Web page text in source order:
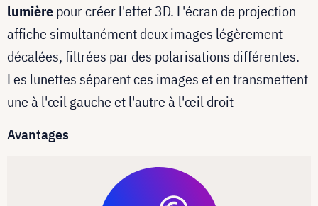
lumièrepour créer l'effet 3D. L'écran de projection
affiche simultanément deux images légèrement
décalées, filtrées par des polarisations différentes.
Les lunettes séparent ces images et en transmettent
une à l'œil gauche et l'autre à l'œil droit
Avantages